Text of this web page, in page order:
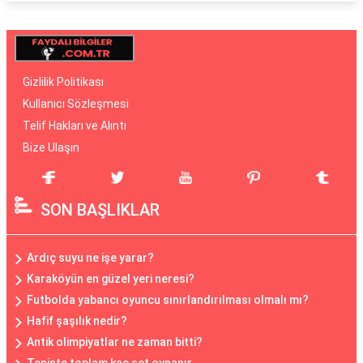
Gizlilik Politikası
Kullanıcı Sözleşmesi
Telif Hakları ve Alıntı
Bize Ulaşın
SON BAŞLIKLAR
Ardıç suyu ne işe yarar?
Karaköyün en güzel yeri neresi?
Futbolda yabancı oyuncu sınırlandırılması olmalı mı?
Hafif şaşılık nedir?
Antik olimpiyatlar ne zaman bitti?